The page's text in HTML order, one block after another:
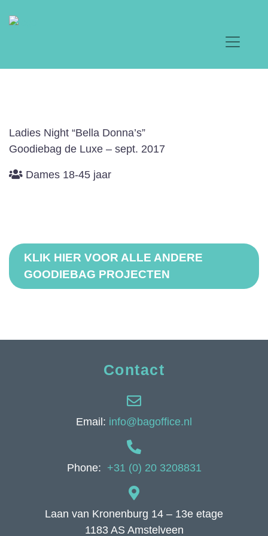
Ladies Night “Bella Donna’s”
Goodiebag de Luxe – sept. 2017
Dames 18-45 jaar
KLIK HIER VOOR ALLE ANDERE
GOODIEBAG PROJECTEN
Contact
Email: info@bagoffice.nl
Phone: +31 (0) 20 3208831
Laan van Kronenburg 14 – 13e etage
1183 AS Amstelveen